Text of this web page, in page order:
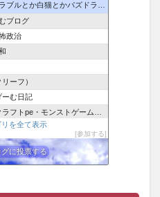
とか白猫とかパズドラな日々〜
ブログ
政治
ーフ）
ーむ日記
トpe・モンストゲームブログ！
リを全て表示
参加する
グに投票する